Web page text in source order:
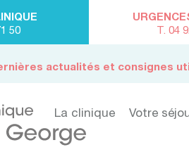
50
T. 04
actualités et consignes
La clinique Votre